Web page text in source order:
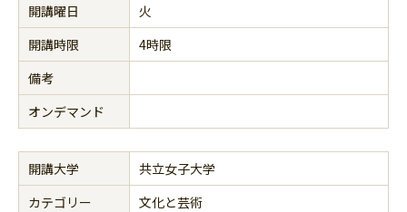
開講曜日
火
開講時限
4時限
備考
オンデマンド
開講大学
共立女子大学
カテゴリー
文化と芸術